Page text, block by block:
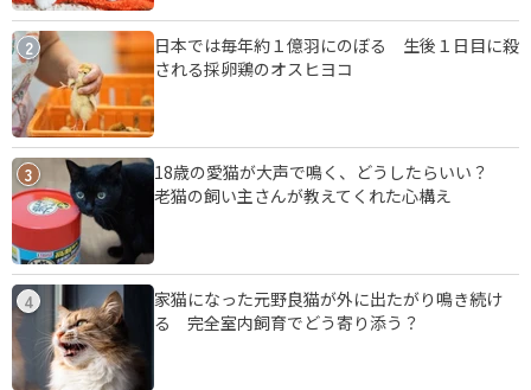
2
日本では毎年約１億羽にのぼる 生後１日目に殺
される採卵鶏のオスヒヨコ
3
18歳の愛猫が大声で鳴く、どうしたらいい？
老猫の飼い主さんが教えてくれた心構え
4
家猫になった元野良猫が外に出たがり鳴き続け
る 完全室内飼育でどう寄り添う？